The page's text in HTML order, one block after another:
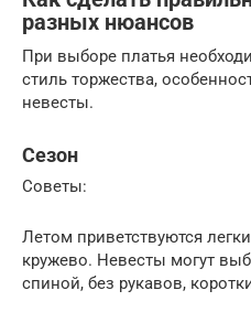
разных нюансов
При выборе платья
стиль торжества,
невесты.
Сезон
Советы:
Летом приветствуются
кружево. Невесты могут
спиной, без рукавов,